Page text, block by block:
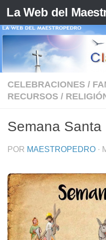
Saltar al contenido
La Web del
CELEBRACIONES /
RECURSOS /
Semana Santa
POR MAESTROPEDRO ·